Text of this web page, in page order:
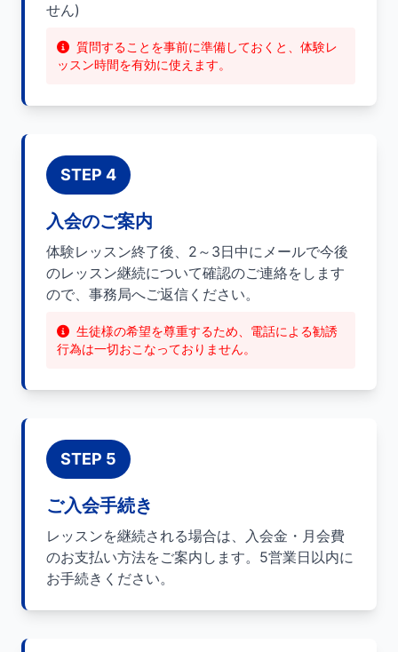
せん)
質問することを事前に準備しておくと、体験レ
ッスン時間を有効に使えます。
STEP 4
入会のご案内
体験レッスン終了後、2～3日中にメールで今後
のレッスン継続について確認のご連絡をします
ので、事務局へご返信ください。
生徒様の希望を尊重するため、電話による勧誘
行為は一切おこなっておりません。
STEP 5
ご入会手続き
レッスンを継続される場合は、入会金・月会費
のお支払い方法をご案内します。5営業日以内に
お手続きください。